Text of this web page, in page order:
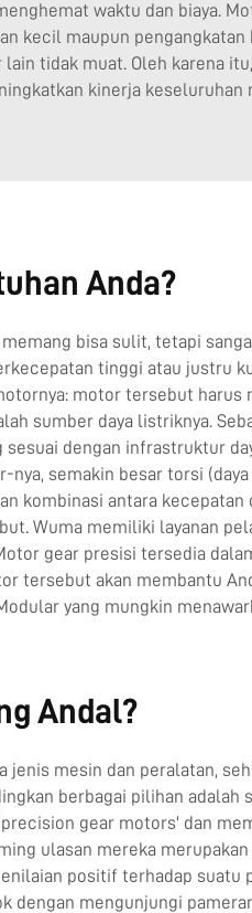
waktu dan biaya.
kecil maupun
tidak muat. Oleh karena
kinerja
Anda?
bisa sulit, tetapi
tinggi atau justru
motor tersebut harus
sumber daya listriknya.
dengan infrastruktur
semakin besar torsi
kombinasi antara kecepatan
Wuma memiliki layanan
gear presisi tersedia
tersebut akan membantu
yang mungkin
Andal?
mesin dan peralatan,
berbagai pilihan adalah
gear motors' dan
ulasan mereka
positif terhadap suatu
dengan mengunjungi